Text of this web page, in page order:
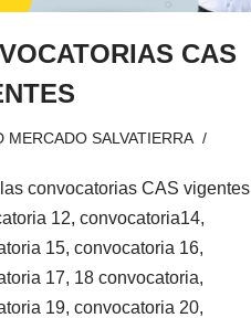
CAS
MERCADO SALVATIERRA
convocatorias CAS vigentes
12, convocatoria14,
15, convocatoria 16,
17, 18 convocatoria,
19, convocatoria 20,